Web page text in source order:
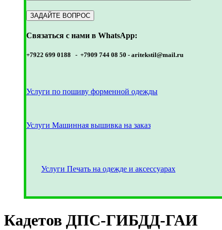
Связаться с нами в WhatsApp:
+7922 699 0188 - +7909 744 08 50 - aritekstil@mail.ru
Услуги по пошиву форменной одежды
Услуги Машинная вышивка на заказ
Услуги Печать на одежде и аксессуарах
Кадетов ДПС-ГИБДД-ГАИ